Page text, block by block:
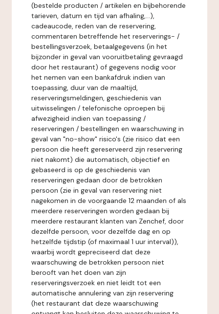
(bestelde producten / artikelen en bijbehorende
tarieven, datum en tijd van afhaling,...),
cadeaucode, reden van de reservering,
commentaren betreffende het reserverings- /
bestellingsverzoek, betaalgegevens (in het
bijzonder in geval van vooruitbetaling gevraagd
door het restaurant) of gegevens nodig voor
het nemen van een bankafdruk indien van
toepassing, duur van de maaltijd,
reserveringsmeldingen, geschiedenis van
uitwisselingen / telefonische oproepen bij
afwezigheid indien van toepassing /
reserveringen / bestellingen en waarschuwing in
geval van "no-show" risico's (zie risico dat een
persoon die heeft gereserveerd zijn reservering
niet nakomt) die automatisch, objectief en
gebaseerd is op de geschiedenis van
reserveringen gedaan door de betrokken
persoon (zie in geval van reservering niet
nagekomen in de voorgaande 12 maanden of als
meerdere reserveringen worden gedaan bij
meerdere restaurant klanten van Zenchef, door
dezelfde persoon, voor dezelfde dag en op
hetzelfde tijdstip (of maximaal 1 uur interval)),
waarbij wordt gepreciseerd dat deze
waarschuwing de betrokken persoon niet
berooft van het doen van zijn
reserveringsverzoek en niet leidt tot een
automatische annulering van zijn reservering
(het restaurant dat deze waarschuwing